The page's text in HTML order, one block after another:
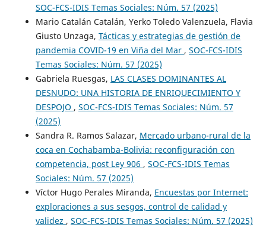
SOC-FCS-IDIS Temas Sociales: Núm. 57 (2025)
Mario Catalán Catalán, Yerko Toledo Valenzuela, Flavia
Giusto Unzaga, Tácticas y estrategias de gestión de
pandemia COVID-19 en Viña del Mar , SOC-FCS-IDIS
Temas Sociales: Núm. 57 (2025)
Gabriela Ruesgas, LAS CLASES DOMINANTES AL
DESNUDO: UNA HISTORIA DE ENRIQUECIMIENTO Y
DESPOJO , SOC-FCS-IDIS Temas Sociales: Núm. 57
(2025)
Sandra R. Ramos Salazar, Mercado urbano-rural de la
coca en Cochabamba-Bolivia: reconfiguración con
competencia, post Ley 906 , SOC-FCS-IDIS Temas
Sociales: Núm. 57 (2025)
Víctor Hugo Perales Miranda, Encuestas por Internet:
exploraciones a sus sesgos, control de calidad y
validez , SOC-FCS-IDIS Temas Sociales: Núm. 57 (2025)